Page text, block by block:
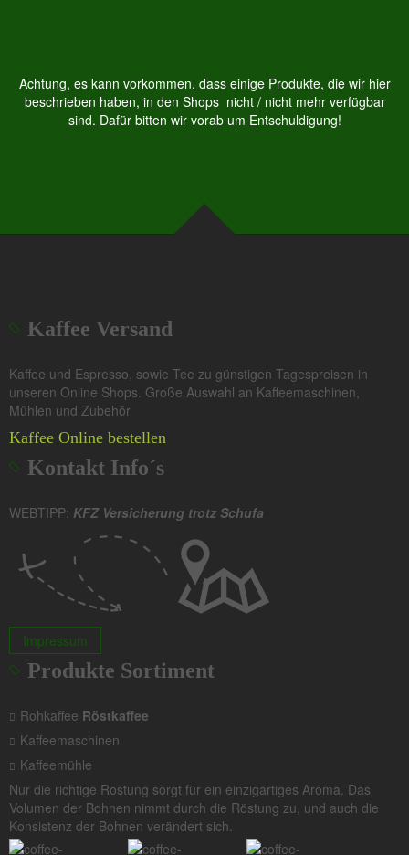
Achtung, es kann vorkommen, dass einige Produkte, die wir hier
beschrieben haben, in den Shops nicht / nicht mehr verfügbar
sind. Dafür bitten wir vorab um Entschuldigung!
Kaffee Versand
Kaffee und Espresso, sowie Tee zu günstigen Tagespreisen in
unseren Online Shops. Große Auswahl an Kaffeemaschinen,
Mühlen und Zubehör
Kaffee Online bestellen
Kontakt Info´s
WEBTIPP: KFZ Versicherung trotz Schufa
Impressum
Produkte Sortiment
Rohkaffee Röstkaffee
Kaffeemaschinen
Kaffeemühle
Nur die richtige Röstung sorgt für ein einzigartiges Aroma. Das
Volumen der Bohnen nimmt durch die Röstung zu, und auch die
Konsistenz der Bohnen verändert sich.